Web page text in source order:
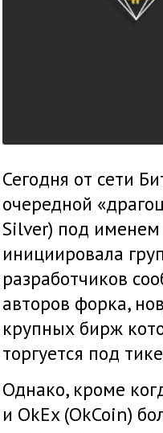
Сегодня от сети
очередной
Silver) под
инициировала
разработчиков
авторов форка,
крупных бирж
торгуется под
Однако, кроме
и OkEx (OkCoin)